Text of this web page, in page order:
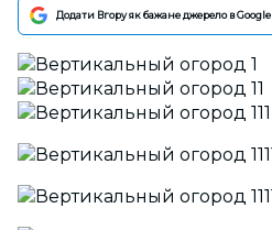
Додати Вгору як бажане джерело в Google